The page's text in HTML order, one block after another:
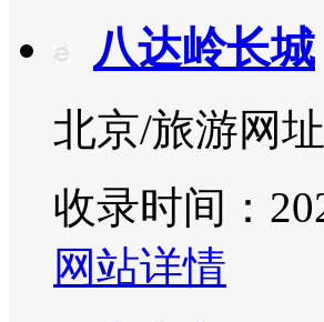
八达岭长城
北京/旅游网址
收录时间：
网站详情